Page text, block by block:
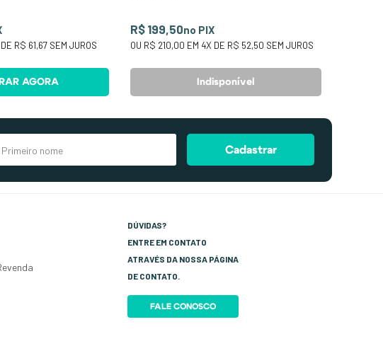
R$ 61,67 SEM JUROS
AGORA
R$ 199,50no PIX
OU R$ 210,00 EM 4X DE R$ 52,50 SEM JUROS
Indisponível
Cadastrar
DÚVIDAS?
ENTRE EM CONTATO
ATRAVÉS DA NOSSA PÁGINA
DE CONTATO.
FALE CONOSCO